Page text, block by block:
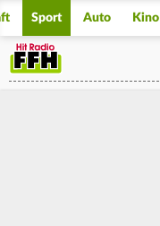
Sport Auto Kino